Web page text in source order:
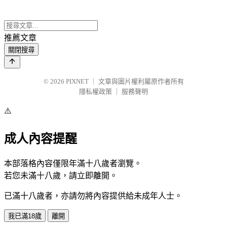
推薦文章
關閉搜尋
© 2026 PIXNET
文章與圖片權利屬原作者所有
隱私權政策
服務聲明
⚠️
成人內容提醒
本部落格內容僅限年滿十八歲者瀏覽。
若您未滿十八歲，請立即離開。
已滿十八歲者，亦請勿將內容提供給未成年人士。
我已滿18歲 離開